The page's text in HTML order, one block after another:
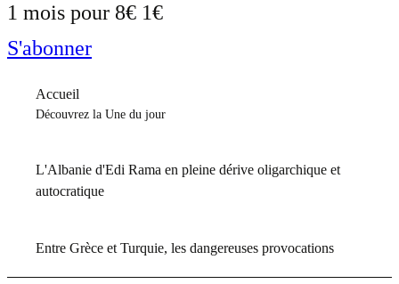
1 mois pour 8€ 1€
S'abonner
Accueil
Découvrez la Une du jour
L'Albanie d'Edi Rama en pleine dérive oligarchique et
autocratique
Entre Grèce et Turquie, les dangereuses provocations